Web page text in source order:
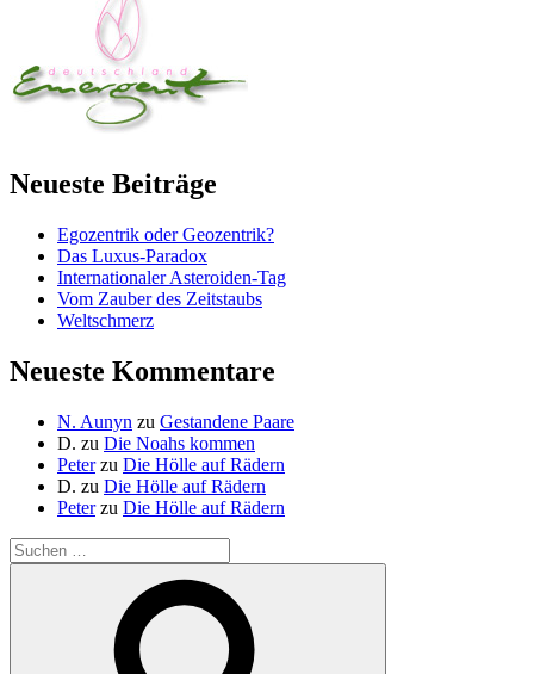
Neueste Beiträge
Egozentrik oder Geozentrik?
Das Luxus-Paradox
Internationaler Asteroiden-Tag
Vom Zauber des Zeitstaubs
Weltschmerz
Neueste Kommentare
N. Aunyn zu Gestandene Paare
D. zu Die Noahs kommen
Peterzu Die Hölle auf Rädern
D. zu Die Hölle auf Rädern
Peterzu Die Hölle auf Rädern
Suche
nach: